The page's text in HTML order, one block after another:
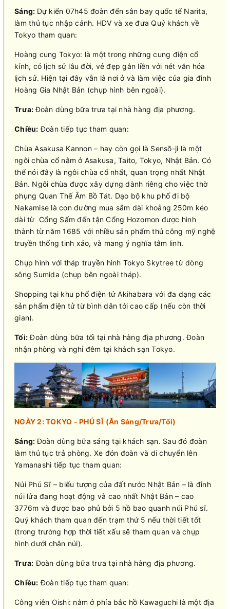
Sáng: Dự kiến 07h45 đoàn đến sân bay quốc tế Narita,
làm thủ tục nhập cảnh. HDV và xe đưa Quý khách về
Tokyo tham quan:
Hoàng cung Tokyo: là một trong những cung điện cổ
kính, có lịch sử lâu đời, vẻ đẹp gắn liền với nét văn hóa
lịch sử. Hiện tại đây vẫn là nơi ở và làm việc của gia đình
Hoàng Gia Nhật Bản (chụp hình bên ngoài).
Trưa:Đoàn dùng bữa trưa tại nhà hàng địa phương.
Chiều: Đoàn tiếp tục tham quan:
Chùa Asakusa Kannon – hay còn gọi là Sensō-ji là một
ngôi chùa cổ nằm ở Asakusa, Taito, Tokyo, Nhật Bản. Có
thể nói đây là ngôi chùa cổ nhất, quan trọng nhất Nhật
Bản. Ngôi chùa được xây dựng dành riêng cho việc thờ
phụng Quan Thế Âm Bồ Tát. Dạo bộ khu phố đi bộ
Nakamise là con đường mua sắm dài khoảng 250m kéo
dài từ Cổng Sấm đến tận Cổng Hozomon được hình
thành từ năm 1685 với nhiều sản phẩm thủ công mỹ nghệ
truyền thống tinh xảo, và mang ý nghĩa tâm linh.
Chụp hình với tháp truyền hình Tokyo Skytree từ dòng
sông Sumida (chụp bên ngoài tháp).
Shopping tại khu phố điện tử Akihabara với đa dạng các
sản phẩm điện tử từ bình dân tới cao cấp (nếu còn thời
gian).
Tối:Đoàn dùng bữa tối tại nhà hàng địa phương. Đoàn
nhận phòng và nghỉ đêm tại khách sạn Tokyo.
NGÀY 2: TOKYO - PHÚ SĨ (Ăn Sáng/Trưa/Tối)
Sáng:Đoàn dùng bữa sáng tại khách sạn. Sau đó đoàn
làm thủ tục trả phòng. Xe đón đoàn và di chuyển lên
Yamanashi tiếp tục tham quan:
Núi Phú Sĩ – biểu tượng của đất nước Nhật Bản – là đỉnh
núi lửa đang hoạt động và cao nhất Nhật Bản – cao
3776m và được bao phủ bởi 5 hồ bao quanh núi Phú sĩ.
Quý khách tham quan đến trạm thứ 5 nếu thời tiết tốt
(trong trường hợp thời tiết xấu sẽ tham quan và chụp
hình dưới chân núi).
Trưa: Đoàn dùng bữa trưa tại nhà hàng địa phương.
Chiều: Đoàn tiếp tục tham quan:
Công viên Oishi: nằm ở phía bắc hồ Kawaguchi là một địa